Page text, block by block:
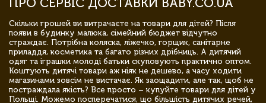
Скільки грошей ви витрачаєте на товари для дітей? Після
появи в будинку малюка, сімейний бюджет відчутно
страждає. Потрібна коляска, ліжечко, горщик, санітарне
приладдя, косметика та багато різних дрібниць. А дитячий
одяг та іграшки молоді батьки скуповують практично оптом.
Коштують дитячі товари аж ніяк не дешево, а часу ходити
магазинами зовсім не вистачає. Як заощадити, але так, щоб не
постраждала якість? Все просто – купуйте товари для дітей у
Польщі. Можемо посперечатися, що більшість дитячих речей,